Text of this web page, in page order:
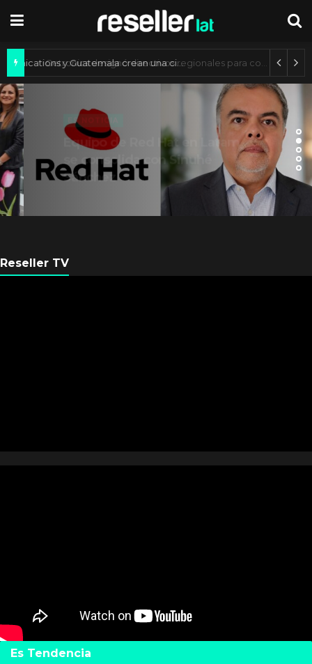
Axis Communications y Guatemala crean una ciudad inteligente
ES NOTICIA
Equipo de Red Hat en Latam
se consolida con Sinuhé
Sánchez
Reseller TV
Es Tendencia